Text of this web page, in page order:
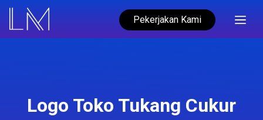
Pekerjakan Kami
Logo Toko Tukang Cukur